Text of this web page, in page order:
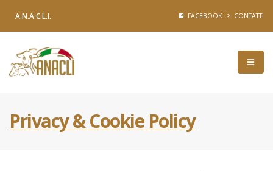
A.N.A.C.L.I. FACEBOOK CONTATTI
Privacy & Cookie Policy